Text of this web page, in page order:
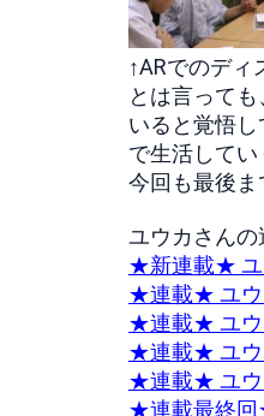
↑ARでのディ
とは言って
いると覚悟
で生活して
今回も最後ま
ユウカさん
★新連載★ ユ
★連載★ ユ
★連載★ ユ
★連載★ ユ
★連載★ ユ
★連載最終